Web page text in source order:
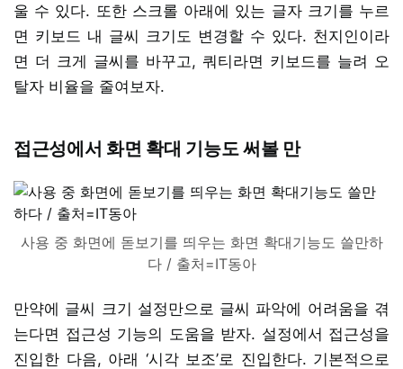
울 수 있다. 또한 스크롤 아래에 있는 글자 크기를 누르
면 키보드 내 글씨 크기도 변경할 수 있다. 천지인이라
면 더 크게 글씨를 바꾸고, 쿼티라면 키보드를 늘려 오
탈자 비율을 줄여보자.
접근성에서 화면 확대 기능도 써볼 만
사용 중 화면에 돋보기를 띄우는 화면 확대기능도 쓸만하
다 / 출처=IT동아
만약에 글씨 크기 설정만으로 글씨 파악에 어려움을 겪
는다면 접근성 기능의 도움을 받자. 설정에서 접근성을
진입한 다음, 아래 ‘시각 보조’로 진입한다. 기본적으로